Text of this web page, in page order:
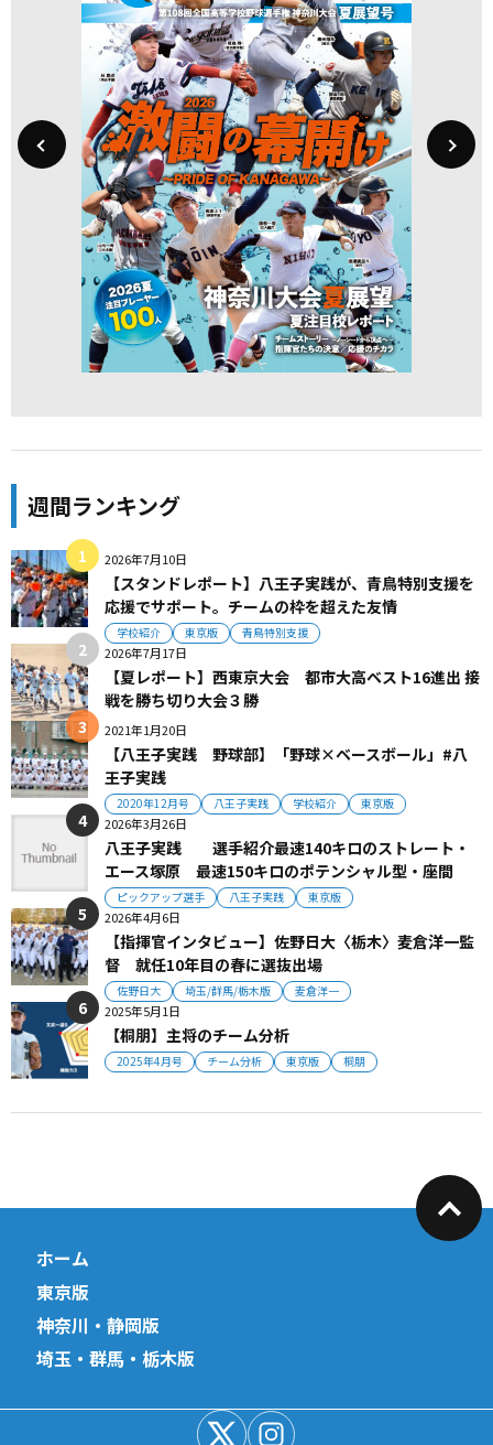
週間ランキング
2026年7月10日
【スタンドレポート】八王子実践が、青鳥特別支援を
応援でサポート。チームの枠を超えた友情
学校紹介 東京版 青鳥特別支援
2026年7月17日
【夏レポート】西東京大会 都市大高ベスト16進出 接
戦を勝ち切り大会３勝
2021年1月20日
【八王子実践 野球部】「野球×ベースボール」#八
王子実践
2020年12月号 八王子実践 学校紹介 東京版
2026年3月26日
八王子実践 選手紹介最速140キロのストレート・
エース塚原 最速150キロのポテンシャル型・座間
ピックアップ選手 八王子実践 東京版
2026年4月6日
【指揮官インタビュー】佐野日大〈栃木〉麦倉洋一監
督 就任10年目の春に選抜出場
佐野日大 埼玉/群馬/栃木版 麦倉洋一
2025年5月1日
【桐朋】主将のチーム分析
2025年4月号 チーム分析 東京版 桐朋
ホーム
東京版
神奈川・静岡版
埼玉・群馬・栃木版